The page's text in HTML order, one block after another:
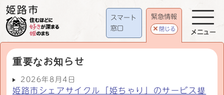
スマート
窓口
緊急情報
閉じる
重要なお知らせ
2026年8月4日
姫路市シェアサイクル「姫ちゃり」のサービス提
メニュー